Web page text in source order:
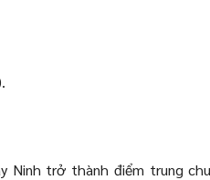
Lao động ngoài nước tại Tây
tại Tây Ninh
trở thành điểm trung